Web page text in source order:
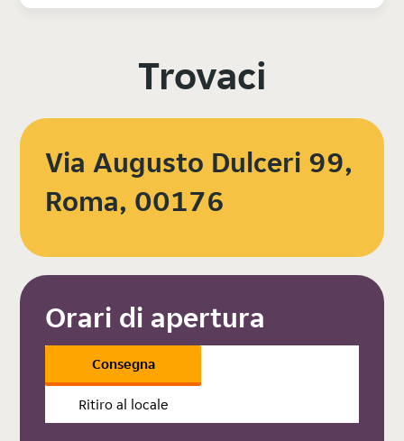
Trovaci
Via Augusto Dulceri 99,
Roma, 00176
Orari di apertura
Consegna
Ritiro al locale